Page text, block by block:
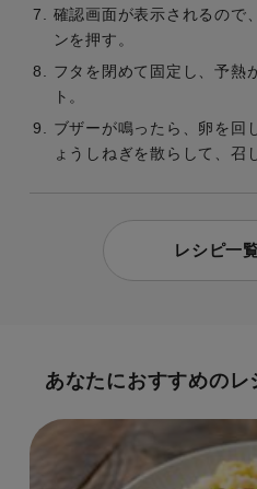
確認画面が表示されるので
ンを押す。
フタを閉めて固定し、予熱
ト。
ブザーが鳴ったら、卵を回
ょうしねぎを散らして、召
レシピ一
あなたにおすすめのレ